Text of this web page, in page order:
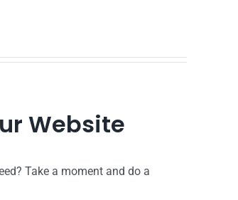
Website
Take a moment and do a